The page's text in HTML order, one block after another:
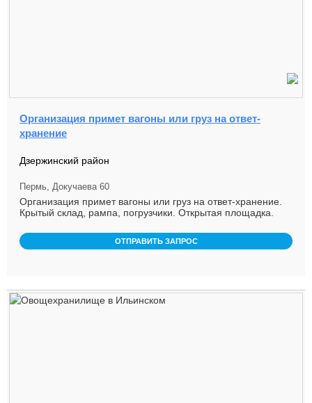
Организация примет вагоны или груз на ответ-
хранение
Дзержинский район
Пермь, Докучаева 60
Организация примет вагоны или груз на ответ-хранение.
Крытый склад, рампа, погрузчики. Открытая площадка.
ОТПРАВИТЬ ЗАПРОС